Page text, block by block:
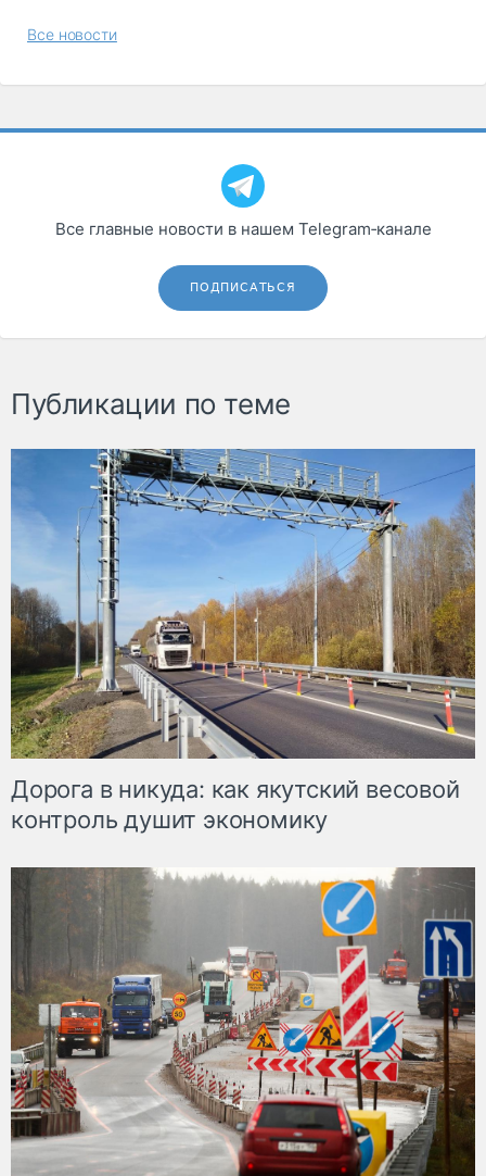
Все новости
Все главные новости в нашем Telegram‑канале
ПОДПИСАТЬСЯ
Публикации по теме
Дорога в никуда: как якутский весовой
контроль душит экономику